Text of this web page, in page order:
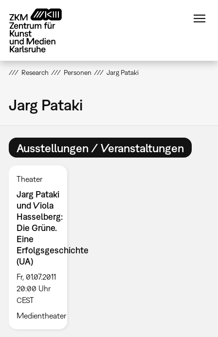
zum
Inhalt
Research Personen Jarg Pataki
Jarg Pataki
Ausstellungen / Veranstaltungen
Theater
Jarg Pataki
und Viola
Hasselberg:
Die Grüne.
Eine
Erfolgsgeschichte
(UA)
Fr, 01.07.2011
20:00 Uhr
CEST
Medientheater